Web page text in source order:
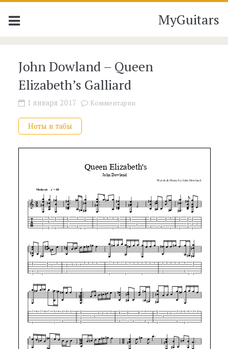
MyGuitars
John Dowland – Queen
Elizabeth’s Galliard
1 января 2017 Комментарии
Ноты и табы